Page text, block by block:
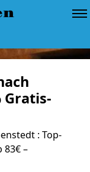
Gratis-
: Top-
–